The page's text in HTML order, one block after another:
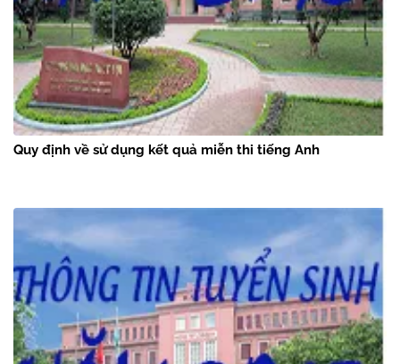
Quy định về sử dụng kết quả miễn thi tiếng Anh